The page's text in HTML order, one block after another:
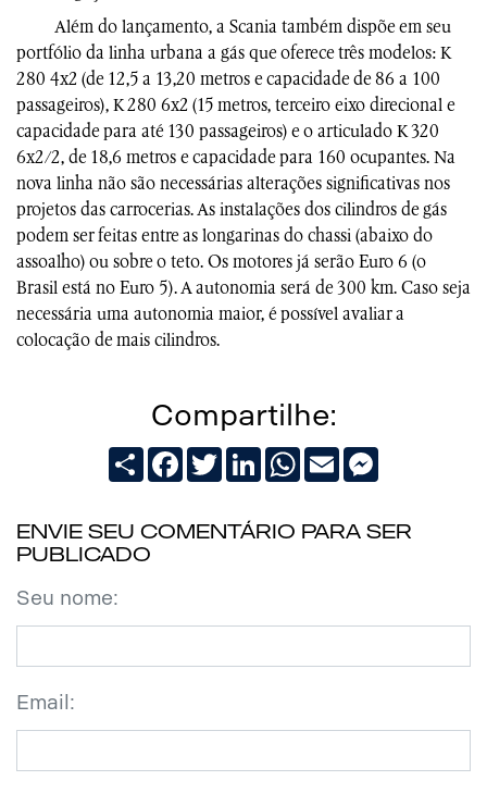
Além do lançamento, a Scania também dispõe em seu
portfólio da linha urbana a gás que oferece três modelos: K
280 4x2 (de 12,5 a 13,20 metros e capacidade de 86 a 100
passageiros), K 280 6x2 (15 metros, terceiro eixo direcional e
capacidade para até 130 passageiros) e o articulado K 320
6x2/2, de 18,6 metros e capacidade para 160 ocupantes. Na
nova linha não são necessárias alterações significativas nos
projetos das carrocerias. As instalações dos cilindros de gás
podem ser feitas entre as longarinas do chassi (abaixo do
assoalho) ou sobre o teto. Os motores já serão Euro 6 (o
Brasil está no Euro 5). A autonomia será de 300 km. Caso seja
necessária uma autonomia maior, é possível avaliar a
colocação de mais cilindros.
Compartilhe:
ShareFacebook
TwitterLinkedInWhatsApp
Email
Envie seu comentário para ser
publicado
Seu nome:
Email: